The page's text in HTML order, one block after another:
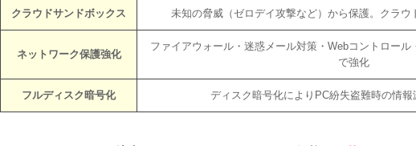
クラウドサンドボックス 未知の脅威（ゼロデイ攻撃など）から保護。クラウ
ネットワーク保護強化
ファイアウォール・迷惑メール対策・Webコントロー
で強化
フルディスク暗号化 ディスク暗号化によりPC紛失盗難時の情報